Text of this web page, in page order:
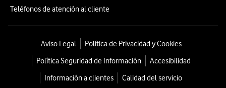
Teléfonos de atención al cliente
Aviso Legal
Política de Privacidad y Cookies
Política Seguridad de Información
Accesibilidad
Información a clientes
Calidad del servicio